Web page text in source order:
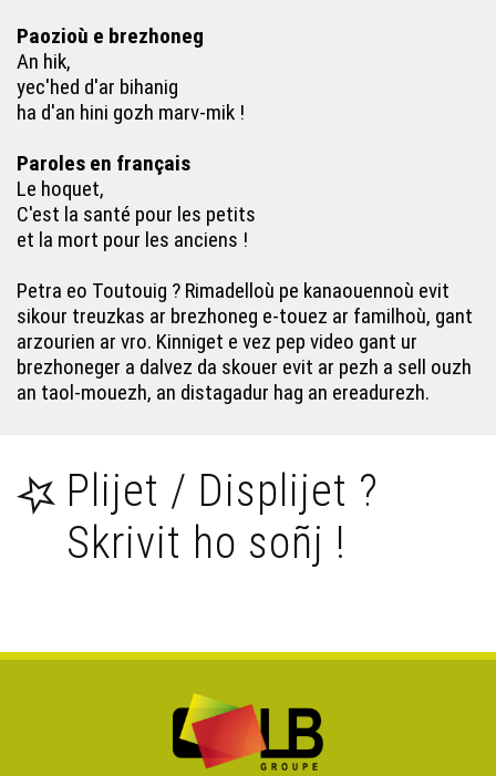
Arru eo ar c’hure er gêr (Bleuñvenn & Gireg Konan) -
Toutouig
Kouskit mat (Sklaerenn Ar Galloudek) - Toutouig
An amzer ha me (Jean-Claude le Ruyet) - Toutouig
Poent eo mont da gousket (Henri Morvan) - Toutouig
Demat tout an dud (Yolaine Delamaire) - Toutouig
Kazel-ha-Kazel (Bleuñvenn Konan) - Toutouig
Bout ‘oe pemp er gwele (Gael Lorcy) - Toutouig
Hei Hei Hei ( Jean-Claude le Ruyet) - Toutouig
Paozioù e brezhoneg
An hik,
yec'hed d'ar bihanig
ha d'an hini gozh marv-mik !
Paroles en français
Le hoquet,
C'est la santé pour les petits
et la mort pour les anciens !
Petra eo Toutouig ? Rimadelloù pe kanaouennoù evit
sikour treuzkas ar brezhoneg e-touez ar familhoù, gant
arzourien ar vro. Kinniget e vez pep video gant ur
brezhoneger a dalvez da skouer evit ar pezh a sell ouzh
an taol-mouezh, an distagadur hag an ereadurezh.
Plijet / Displijet ?
Skrivit ho soñj !